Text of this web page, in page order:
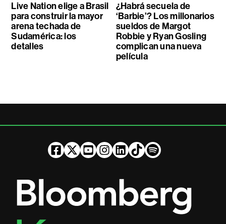
Live Nation elige a Brasil
para construir la mayor
arena techada de
Sudamérica: los
detalles
¿Habrá secuela de
‘Barbie’? Los millonarios
sueldos de Margot
Robbie y Ryan Gosling
complican una nueva
película